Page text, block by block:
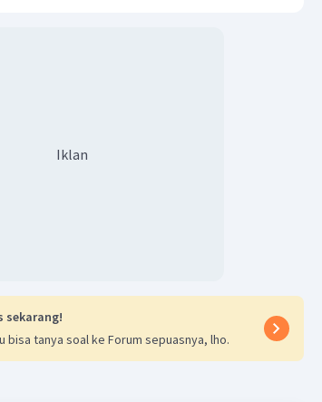
Iklan
sekarang!
bisa tanya soal ke Forum sepuasnya, lho.